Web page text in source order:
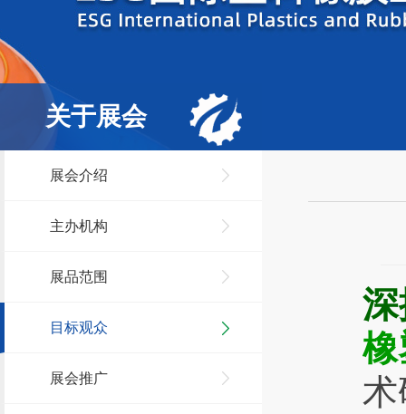
关于展会
展会介绍
主办机构
展品范围
目标观众
展会推广
橡
术